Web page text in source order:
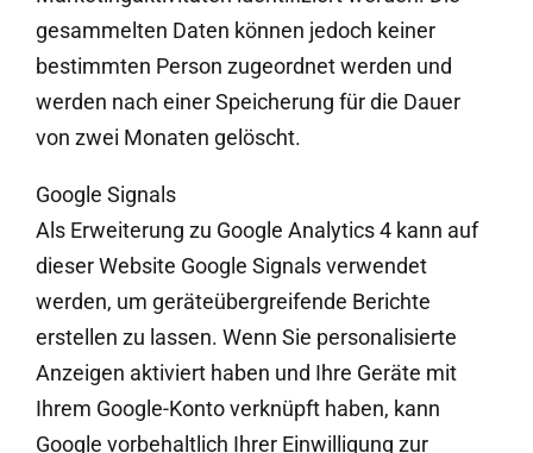
gesammelten Daten können jedoch keiner
bestimmten Person zugeordnet werden und
werden nach einer Speicherung für die Dauer
von zwei Monaten gelöscht.
Google Signals
Als Erweiterung zu Google Analytics 4 kann auf
dieser Website Google Signals verwendet
werden, um geräteübergreifende Berichte
erstellen zu lassen. Wenn Sie personalisierte
Anzeigen aktiviert haben und Ihre Geräte mit
Ihrem Google-Konto verknüpft haben, kann
Google vorbehaltlich Ihrer Einwilligung zur